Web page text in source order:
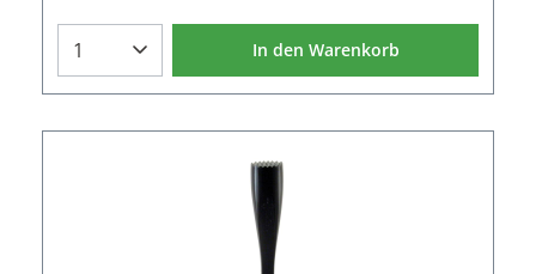
In den Warenkorb